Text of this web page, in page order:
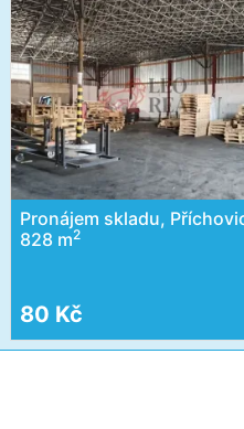
Pronájem skladu,
828 m2
80 Kč